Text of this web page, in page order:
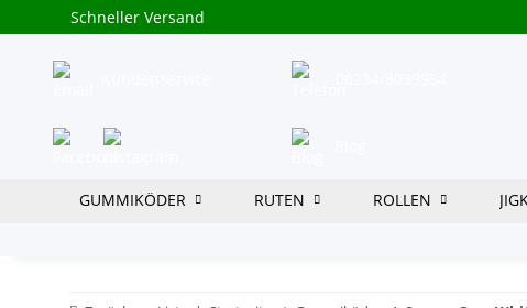
Schneller Versand
GUMMIKÖDER RUTEN ROLLEN